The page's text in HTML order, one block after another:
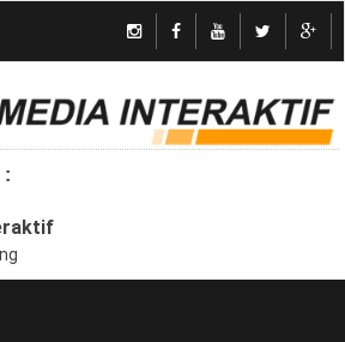
: